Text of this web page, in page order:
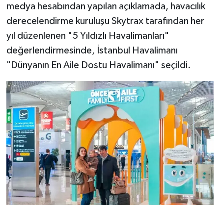
medya hesabından yapılan açıklamada, havacılık
derecelendirme kuruluşu Skytrax tarafından her
yıl düzenlenen "5 Yıldızlı Havalimanları"
değerlendirmesinde, İstanbul Havalimanı
"Dünyanın En Aile Dostu Havalimanı" seçildi.